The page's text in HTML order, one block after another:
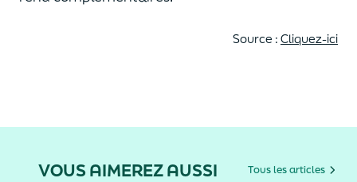
Source : Cliquez-ici
VOUS AIMEREZ AUSSI Tous les articles